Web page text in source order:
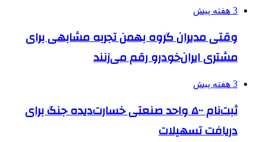
3 هفته پیش
وقتی مدیران گروه بهمن تجربه مشابهی برای
مشتری ایران‌خودرو رقم می‌زنند
3 هفته پیش
ثبت‌نام ۵۰۰ واحد صنعتی خسارت‌دیده جنگ برای
دریافت تسهیلات